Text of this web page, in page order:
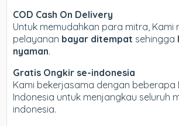
COD Cash On Delivery
Untuk memudahkan para mitra, Kami
pelayanan bayar ditempat sehingga
nyaman.
Gratis Ongkir se-indonesia
Kami bekerjasama dengan beberapa
Indonesia untuk menjangkau seluruh
indonesia.